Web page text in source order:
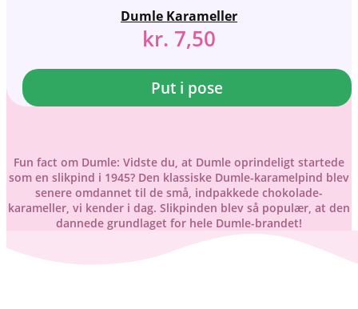
Dumle Karameller
kr. 7,50
Put i pose
Fun fact om Dumle: Vidste du, at Dumle oprindeligt startede
som en slikpind i 1945? Den klassiske Dumle-karamelpind blev
senere omdannet til de små, indpakkede chokolade-
karameller, vi kender i dag. Slikpinden blev så populær, at den
dannede grundlaget for hele Dumle-brandet!